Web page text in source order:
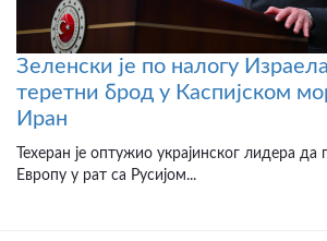
Зеленски је по налогу
теретни брод у Каспијском
Иран
Техеран је оптужио украјинског лидера
Европу у рат са Русијом...